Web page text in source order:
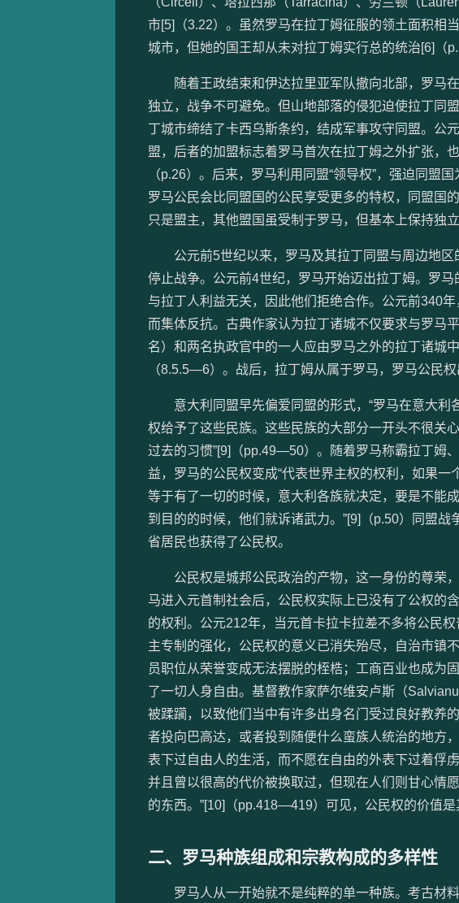
市[5]（3.22）。虽然罗马在拉丁姆征服的领土面积相
城市，但她的国王却从未对拉丁姆实行总的统治[6]（
随着王政结束和伊达拉里亚军队撤向北部，罗马在
独立，战争不可避免。但山地部落的侵犯迫使拉丁同
丁城市缔结了卡西乌斯条约，结成军事攻守同盟。公
盟，后者的加盟标志着罗马首次在拉丁姆之外扩张，
（p.26）。后来，罗马利用同盟“领导权”，强迫同盟
罗马公民会比同盟国的公民享受更多的特权，同盟国
只是盟主，其他盟国虽受制于罗马，但基本上保持独
公元前5世纪以来，罗马及其拉丁同盟与周边地区
停止战争。公元前4世纪，罗马开始迈出拉丁姆。罗
与拉丁人利益无关，因此他们拒绝合作。公元前340
而集体反抗。古典作家认为拉丁诸城不仅要求与罗马
名）和两名执政官中的一人应由罗马之外的拉丁诸城
（8.5.5—6）。战后，拉丁姆从属于罗马，罗马公民权
意大利同盟早先偏爱同盟的形式，“罗马在意大利
权给予了这些民族。这些民族的大部分一开头不很关
过去的习惯”[9]（pp.49—50）。随着罗马称霸拉丁姆
益，罗马的公民权变成“代表世界主权的权利，如果
等于有了一切的时候，意大利各族就决定，要是不能
到目的的时候，他们就诉诸武力。”[9]（p.50）同盟
省居民也获得了公民权。
公民权是城邦公民政治的产物，这一身份的尊荣，
马进入元首制社会后，公民权实际上已没有了公权的
的权利。公元212年，当元首卡拉卡拉差不多将公民
主专制的强化，公民权的意义已消失殆尽，自治市镇
员职位从荣誉变成无法摆脱的桎梏；工商百业也成为
了一切人身自由。基督教作家萨尔维安卢斯（
被蹂躏，以致他们当中有许多出身名门受过良好教
者投向巴高达，或者投到随便什么蛮族人统治的地方
表下过自由人的生活，而不愿在自由的外表下过着俘
并且曾以很高的代价被换取过，但现在人们则甘心情
的东西。”[10]（pp.418—419）可见，公民权的价值是
二、罗马种族组成和宗教构成的多样性
罗马人从一开始就不是纯粹的单一种族。考古材